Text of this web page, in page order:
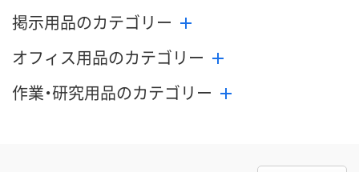
掲示用品のカテゴリー
オフィス用品のカテゴリー
作業・研究用品のカテゴリー